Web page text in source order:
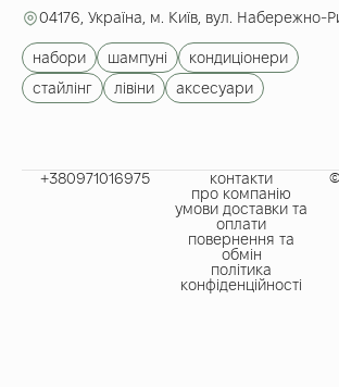
04176, Україна, м. Київ, вул. Набережно-
набори шампуні
кондиціонери
стайлінг
лівіни аксесуари
+380971016975​
контакти
про компанію
умови доставки та
оплати
повернення та
обмін
політика
конфіденційності